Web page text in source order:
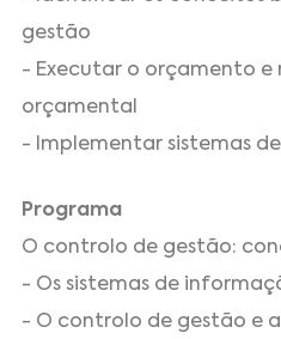
gestão
- Executar o orçamento e
orçamental
- Implementar sistemas
Programa
O controlo de gestão:
- Os sistemas de
- O controlo de gestão e